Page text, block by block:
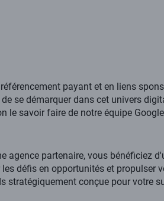
payant et en liens
se démarquer dans cet univers
le savoir faire de notre équipe
agence partenaire, vous bénéficiez
défis en opportunités et propulser
stratégiquement conçue pour votre